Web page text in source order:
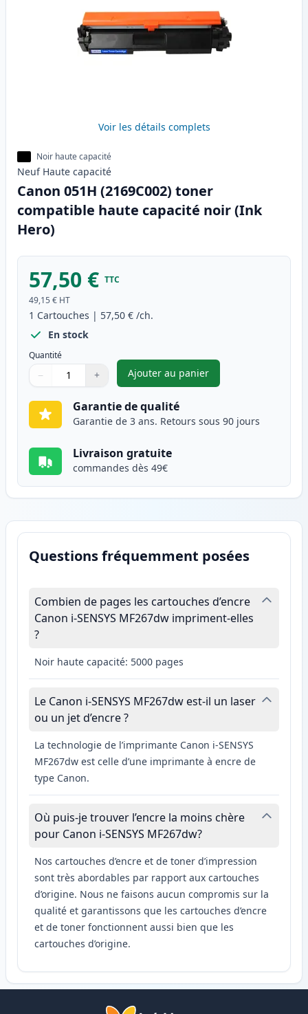
Voir les détails complets
Noir haute capacité
Neuf Haute capacité
Canon 051H (2169C002) toner
compatible haute capacité noir (Ink
Hero)
57,50 € TTC
49,15 € HT
1 Cartouches | 57,50 € /ch.
En stock
Quantité
Quantité
Utilisez les boutons pour ajuster
− +
Quantité
Ajouter au panier
,Canon 051H (2169C002)
Garantie de qualité
Garantie de 3 ans. Retours sous 90 jours
Livraison gratuite
commandes dès 49€
Questions fréquemment posées
Combien de pages les cartouches d’encre
Canon i-SENSYS MF267dw impriment-elles
?
Noir haute capacité: 5000 pages
Le Canon i-SENSYS MF267dw est-il un laser
ou un jet d’encre ?
La technologie de l’imprimante Canon i-SENSYS
MF267dw est celle d’une imprimante à encre de
type Canon.
Où puis-je trouver l’encre la moins chère
pour Canon i-SENSYS MF267dw?
Nos cartouches d’encre et de toner d’impression
sont très abordables par rapport aux cartouches
d’origine. Nous ne faisons aucun compromis sur la
qualité et garantissons que les cartouches d’encre
et de toner fonctionnent aussi bien que les
cartouches d’origine.